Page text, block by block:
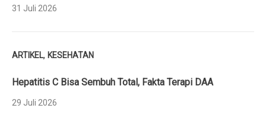
31 Juli 2026
ARTIKEL, KESEHATAN
Hepatitis C Bisa Sembuh Total, Fakta Terapi DAA
29 Juli 2026